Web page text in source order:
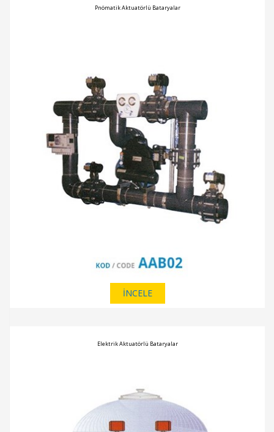
Pnömatik Aktuatörlü Bataryalar
İNCELE
Elektrik Aktuatörlü Bataryalar